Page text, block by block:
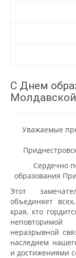
С Днем
Уважаемые
Сердечно
образования
Этот
объединяет
края, кто
неразрывной
наследием
и достижениями